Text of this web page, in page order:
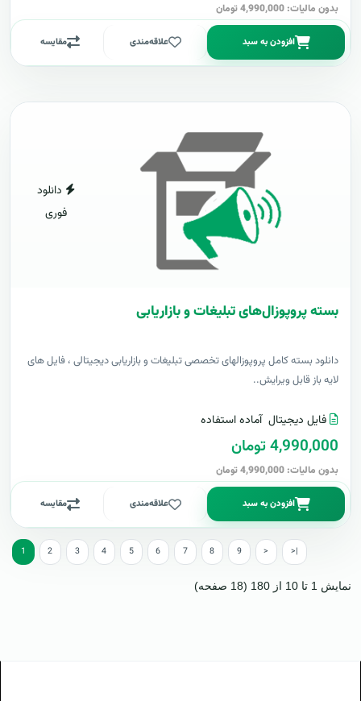
بدون مالیات: 4,990,000 تومان
افزودن به سبد علاقه‌مندی مقایسه
دانلود
فوری
بسته پروپوزال‌های تبلیغات و بازاریابی
دانلود بسته کامل پروپوزالهای تخصصی تبلیغات و بازاریابی دیجیتالی ، فایل های
لایه باز قابل ویرایش..
فایل دیجیتال آماده استفاده
4,990,000 تومان
بدون مالیات: 4,990,000 تومان
افزودن به سبد علاقه‌مندی مقایسه
1 2 3 4 5 6 7 8 9 > >|
نمایش 1 تا 10 از 180 (18 صفحه)